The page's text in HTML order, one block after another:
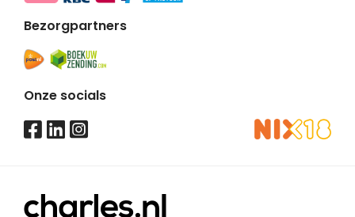
Bezorgpartners
Onze socials